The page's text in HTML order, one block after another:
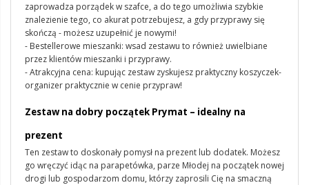
zaprowadza porządek w szafce, a do tego umożliwia szybkie
znalezienie tego, co akurat potrzebujesz, a gdy przyprawy się
skończą - możesz uzupełnić je nowymi!
- Bestellerowe mieszanki: wsad zestawu to również uwielbiane
przez klientów mieszanki i przyprawy.
- Atrakcyjna cena: kupując zestaw zyskujesz praktyczny koszyczek-
organizer praktycznie w cenie przypraw!
Zestaw na dobry początek Prymat – idealny na
prezent
Ten zestaw to doskonały pomysł na prezent lub dodatek. Możesz
go wręczyć idąc na parapetówka, parze Młodej na początek nowej
drogi lub gospodarzom domu, którzy zaprosili Cię na smaczną